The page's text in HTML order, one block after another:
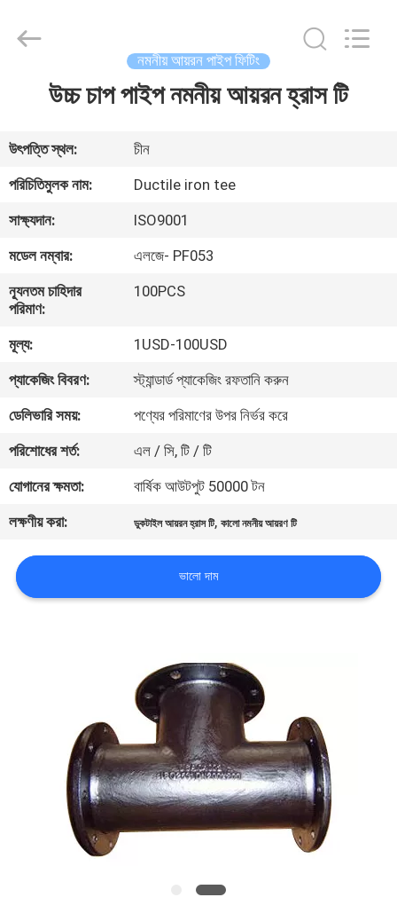
পণ্য
আমাদের
কারখানা
মান
নিয়ন্ত্রণ
যোগাযোগ
করুন
খবর
সরবরাহকারী.
Copyright
industrialsteelpipefittings.com.
নমনীয় আয়রন পাইপ ফিটিং
উচ্চ চাপ পাইপ নমনীয় আয়রন হ্রাস টি
উৎপত্তি স্থল:
চীন
পরিচিতিমুলক নাম:
Ductile iron tee
সাক্ষ্যদান:
ISO9001
মডেল নম্বার:
এলজে- PF053
ন্যূনতম চাহিদার
পরিমাণ:
100PCS
মূল্য:
1USD-100USD
প্যাকেজিং বিবরণ:
স্ট্যান্ডার্ড প্যাকেজিং রফতানি করুন
ডেলিভারি সময়:
পণ্যের পরিমাণের উপর নির্ভর করে
পরিশোধের শর্ত:
এল / সি, টি / টি
যোগানের ক্ষমতা:
বার্ষিক আউটপুট 50000 টন
লক্ষণীয় করা:
ডুকটাইল আয়রন হ্রাস টি,কালো নমনীয় আয়রণ টি
ভালো দাম